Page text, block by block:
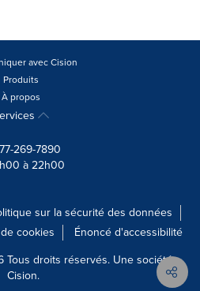
avec Cision
Produits
À propos
269-7890
à 22h00
sur la sécurité des données
cookies
Énoncé d'accessibilité
Tous droits réservés. Une société
Cision.